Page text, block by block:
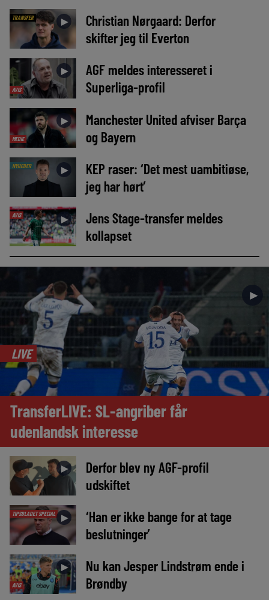
TRANSFER ►
Christian Nørgaard: Derfor
skifter jeg til Everton
AVIS
►
AGF meldes interesseret i
Superliga-profil
MEDIE
►
Manchester United afviser Barça
og Bayern
NYHEDER ►
KEP raser: ‘Det mest uambitiøse,
jeg har hørt’
AVIS ►
Jens Stage-transfer meldes
kollapset
►
LIVE
TransferLIVE: SL-angriber får
udenlandsk interesse
►
Derfor blev ny AGF-profil
udskiftet
TIPSBLADET SPECIAL ►
‘Han er ikke bange for at tage
beslutninger’
AVIS
►
Nu kan Jesper Lindstrøm ende i
Brøndby